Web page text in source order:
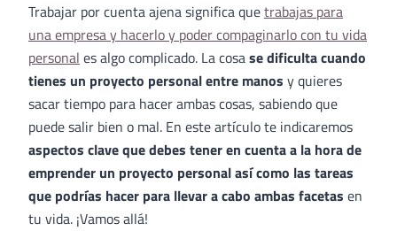
Trabajar por cuenta ajena significa quetrabajas para
una empresa y hacerlo y poder compaginarlo con tu vida
personal es algo complicado. La cosase dificulta cuando
tienes un proyecto personal entre manos y quieres
sacar tiempo para hacer ambas cosas, sabiendo que
puede salir bien o mal. En este artículo te indicaremos
aspectos clave que debes tener en cuenta a la hora de
emprender un proyecto personal así como las tareas
que podrías hacer para llevar a cabo ambas facetas en
tu vida. ¡Vamos allá!